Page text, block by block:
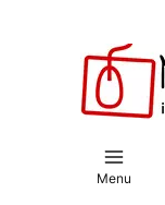
Menu